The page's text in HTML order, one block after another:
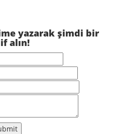
yazarak şimdi bir
alın!